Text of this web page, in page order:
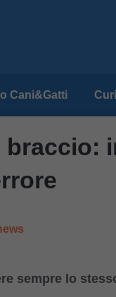
Cani&Gatti
braccio:
sempre lo